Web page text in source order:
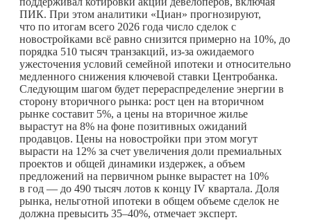
ПИК. При этом аналитики «Циан» прогнозируют,
что по итогам всего 2026 года число сделок с
новостройками всё равно снизится примерно на 10%, до
порядка 510 тысяч транзакций, из-за ожидаемого
ужесточения условий семейной ипотеки и относительно
медленного снижения ключевой ставки Центробанка.
Следующим шагом будет перераспределение энергии в
сторону вторичного рынка: рост цен на вторичном
рынке составит 5%, а цены на вторичное жилье
вырастут на 8% на фоне позитивных ожиданий
продавцов. Цены на новостройки при этом могут
вырасти на 12% за счет увеличения доли премиальных
проектов и общей динамики издержек, а объем
предложений на первичном рынке вырастет на 10%
в год — до 490 тысяч лотов к концу IV квартала. Доля
рынка, нельготной ипотеки в общем объеме сделок не
должна превысить 35–40%, отмечает эксперт.